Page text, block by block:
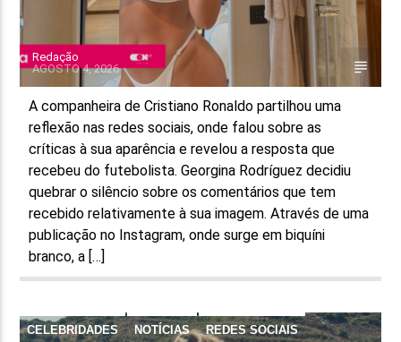
Redação
AGOSTO 4, 2026
A companheira de Cristiano Ronaldo partilhou uma
reflexão nas redes sociais, onde falou sobre as
críticas à sua aparência e revelou a resposta que
recebeu do futebolista. Georgina Rodríguez decidiu
quebrar o silêncio sobre os comentários que tem
recebido relativamente à sua imagem. Através de uma
publicação no Instagram, onde surge em biquíni
branco, a […]
CELEBRIDADES NOTÍCIAS REDES SOCIAIS